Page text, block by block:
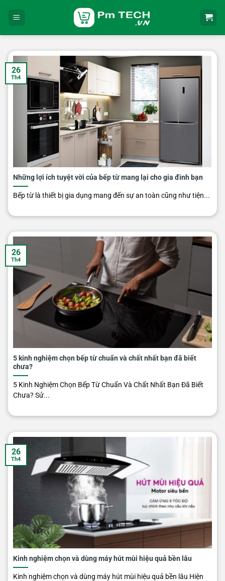
Những lợi ích tuyệt vời của bếp từ mang lại cho gia đình bạn
Bếp từ là thiết bị gia dụng mang đến sự an toàn cũng như tiện...
26
Th4
5 kinh nghiệm chọn bếp từ chuẩn và chất nhất bạn đã biết
chưa?
5 Kinh Nghiệm Chọn Bếp Từ Chuẩn Và Chất Nhất Bạn Đã Biết
Chưa? Sử...
26
Th4
Kinh nghiệm chọn và dùng máy hút mùi hiệu quả bền lâu
Kinh nghiệm chọn và dùng máy hút mùi hiệu quả bền lâu Hiện
26
Th4